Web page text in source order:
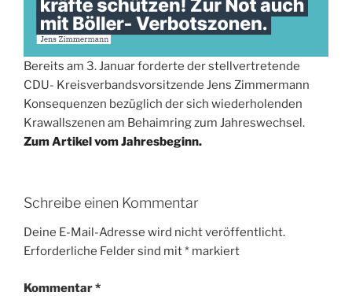
Bereits am 3. Januar forderte der stellvertretende
CDU- Kreisverbandsvorsitzende Jens Zimmermann
Konsequenzen bezüglich der sich wiederholenden
Krawallszenen am Behaimring zum Jahreswechsel.
Zum Artikel vom Jahresbeginn.
Schreibe einen Kommentar
Deine E-Mail-Adresse wird nicht veröffentlicht.
Erforderliche Felder sind mit* markiert
Kommentar*